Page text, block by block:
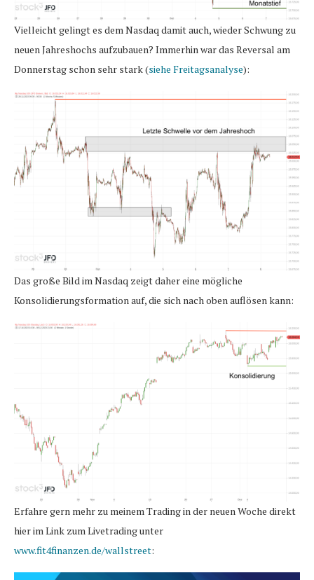
Vielleicht gelingt es dem Nasdaq damit auch, wieder Schwung zu
neuen Jahreshochs aufzubauen? Immerhin war das Reversal am
Donnerstag schon sehr stark (siehe Freitagsanalyse):
Das große Bild im Nasdaq zeigt daher eine mögliche
Konsolidierungsformation auf, die sich nach oben auflösen kann:
Erfahre gern mehr zu meinem Trading in der neuen Woche direkt
hier im Link zum Livetrading unter
www.fit4finanzen.de/wallstreet: